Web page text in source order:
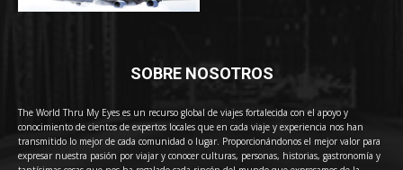
SOBRE NOSOTROS
The World Thru My Eyes es un recurso global de viajes fortalecida con el apoyo y
conocimiento de cientos de expertos locales que en cada viaje y experiencia nos han
transmitido lo mejor de cada comunidad o lugar. Proporcionándonos el mejor valor para
expresar nuestra pasión por viajar y conocer culturas, personas, historias, gastronomía y